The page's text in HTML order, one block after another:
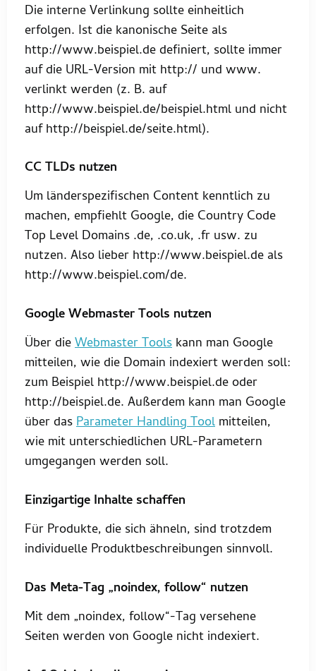
Die interne Verlinkung sollte einheitlich
erfolgen. Ist die kanonische Seite als
http://www.beispiel.de definiert, sollte immer
auf die URL-Version mit http:// und www.
verlinkt werden (z. B. auf
http://www.beispiel.de/beispiel.html und nicht
auf http://beispiel.de/seite.html).
CC TLDs nutzen
Um länderspezifischen Content kenntlich zu
machen, empfiehlt Google, die Country Code
Top Level Domains .de, .co.uk, .fr usw. zu
nutzen. Also lieber http://www.beispiel.de als
http://www.beispiel.com/de.
Google Webmaster Tools nutzen
Über dieWebmaster Tools kann man Google
mitteilen, wie die Domain indexiert werden soll:
zum Beispiel http://www.beispiel.de oder
http://beispiel.de. Außerdem kann man Google
über dasParameter Handling Tool mitteilen,
wie mit unterschiedlichen URL-Parametern
umgegangen werden soll.
Einzigartige Inhalte schaffen
Für Produkte, die sich ähneln, sind trotzdem
individuelle Produktbeschreibungen sinnvoll.
Das Meta-Tag „noindex, follow“ nutzen
Mit dem „noindex, follow“-Tag versehene
Seiten werden von Google nicht indexiert.